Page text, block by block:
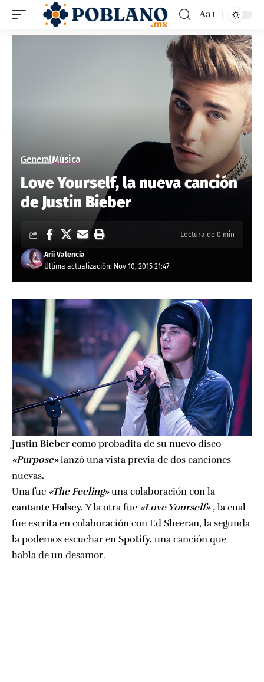
Aa
GeneralMúsica
Love Yourself, la nueva canción
de Justin Bieber
Última actualización: Nov 10, 2015 21:47
Arii Valencia
Lectura de 0 min
Justin Bieber como probadita de su nuevo disco
«Purpose» lanzó una vista previa de dos canciones
nuevas.
Una fue «The Feeling» una colaboración con la
cantante Halsey.Y la otra fue «Love Yourself» , la cual
fue escrita en colaboración con Ed Sheeran, la segunda
la podemos escuchar en Spotify, una canción que
habla de un desamor.